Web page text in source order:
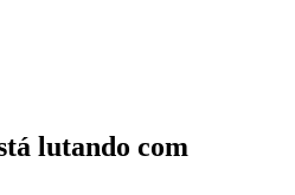
lutando com